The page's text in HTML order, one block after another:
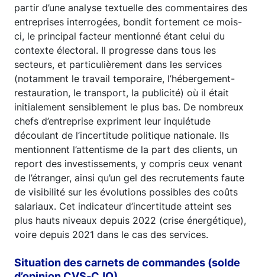
partir d’une analyse textuelle des commentaires des
entreprises interrogées, bondit fortement ce mois-
ci, le principal facteur mentionné étant celui du
contexte électoral. Il progresse dans tous les
secteurs, et particulièrement dans les services
(notamment le travail temporaire, l’hébergement-
restauration, le transport, la publicité) où il était
initialement sensiblement le plus bas. De nombreux
chefs d’entreprise expriment leur inquiétude
découlant de l’incertitude politique nationale. Ils
mentionnent l’attentisme de la part des clients, un
report des investissements, y compris ceux venant
de l’étranger, ainsi qu’un gel des recrutements faute
de visibilité sur les évolutions possibles des coûts
salariaux. Cet indicateur d’incertitude atteint ses
plus hauts niveaux depuis 2022 (crise énergétique),
voire depuis 2021 dans le cas des services.
Situation des carnets de commandes (solde